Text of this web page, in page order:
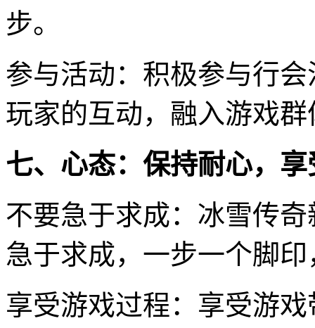
步。
参与活动：积极参与行
玩家的互动，融入游戏群
七、心态：保持耐心，享
不要急于求成：冰雪传
急于求成，一步一个脚
享受游戏过程：享受游